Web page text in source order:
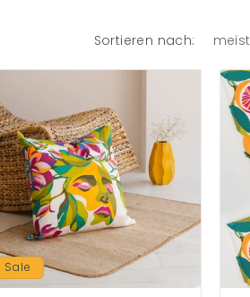
Sortieren nach:
Sale